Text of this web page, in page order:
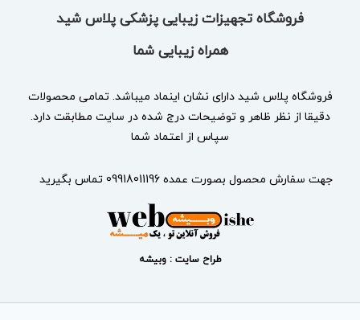
فروشگاه تجهیزات زیبایی پزشکی پلاس شید
همراه زیبایی شما
فروشگاه پلاس شید دارای نشان اینماد میباشد. تمامی محصولات
دقیقا از نظر ظاهر و توضیحات درج شده در سایت مطابقت دارد.
سپاس از اعتماد شما
جهت سفارش محصول بصورت عمده 09918011196 تماس بگیرید
طراح سایت : وبیشه